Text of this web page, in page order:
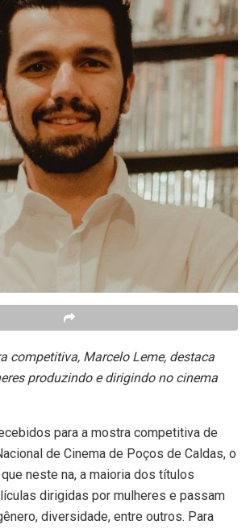
competitiva, Marcelo Leme, destaca
produzindo e dirigindo no cinema
para a mostra competitiva de
de Cinema de Poços de Caldas, o
neste na, a maioria dos títulos
dirigidas por mulheres e passam
diversidade, entre outros. Para